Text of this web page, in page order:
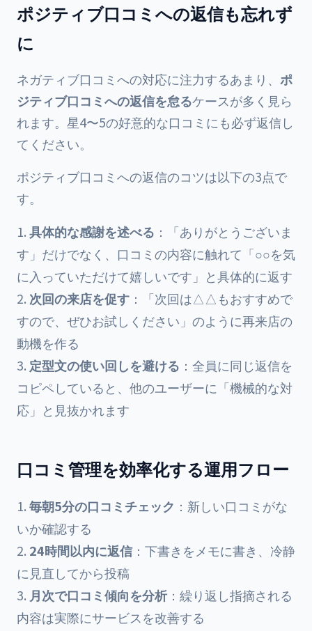
ポジティブ口コミへの返信も忘れず
に
ネガティブ口コミへの対応に注力するあまり、 ポ
ジティブ口コミへの返信を怠るケースが多く見ら
れます。星4〜5の好意的な口コミにも必ず返信し
てください。
ポジティブ口コミへの返信のコツは以下の3点で
す。
具体的な感謝を述べる ：「ありがとうございま
す」だけでなく、口コミの内容に触れて「○○を気
に入っていただけて嬉しいです」と具体的に返す
次回の来店を促す ：「次回は△△もおすすめで
すので、ぜひお試しください」のように再来店の
動機を作る
定型文の使い回しを避ける ：全員に同じ返信を
コピペしていると、他のユーザーに「機械的な対
応」と見抜かれます
口コミ管理を効率化する運用フロー
毎朝5分の口コミチェック ：新しい口コミがな
いか確認する
24時間以内に返信：下書きをメモに書き、冷静
に見直してから投稿
月次で口コミ傾向を分析：繰り返し指摘される
内容は実際にサービスを改善する